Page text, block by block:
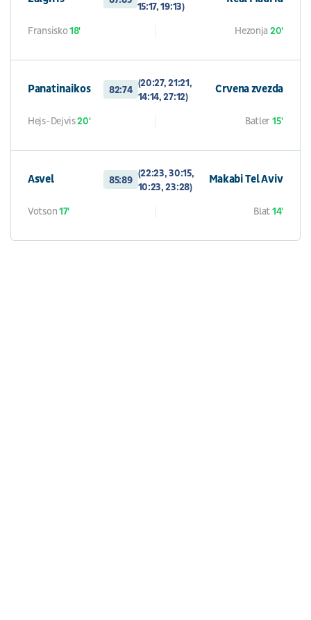
15:17, 19:13)
Fransisko18' Hezonja 20'
Panatinaikos 82:74
(20:27, 21:21,
14:14, 27:12)
Crvena zvezda
Hejs-Dejvis20' Batler 15'
Asvel 85:89
(22:23, 30:15,
10:23, 23:28)
Makabi Tel Aviv
Votson17' Blat14'